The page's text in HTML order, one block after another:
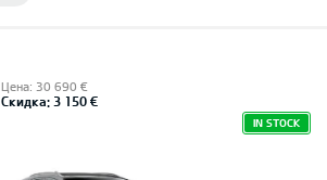
Цена: 30 690 €
Скидка: 3 150 €
IN STOCK